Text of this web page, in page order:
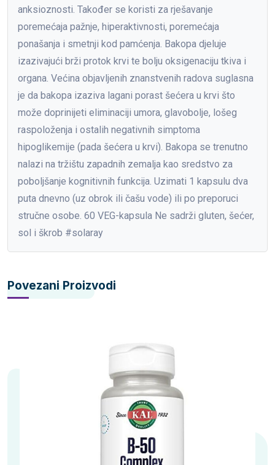
anksioznosti. Također se koristi za rješavanje
poremećaja pažnje, hiperaktivnosti, poremećaja
ponašanja i smetnji kod pamćenja. Bakopa djeluje
izazivajući brži protok krvi te bolju oksigenaciju tkiva i
organa. Većina objavljenih znanstvenih radova suglasna
je da bakopa izaziva lagani porast šećera u krvi što
može doprinijeti eliminaciji umora, glavobolje, lošeg
raspoloženja i ostalih negativnih simptoma
hipoglikemije (pada šećera u krvi). Bakopa se trenutno
nalazi na tržištu zapadnih zemalja kao sredstvo za
poboljšanje kognitivnih funkcija. Uzimati 1 kapsulu dva
puta dnevno (uz obrok ili čašu vode) ili po preporuci
stručne osobe. 60 VEG-kapsula Ne sadrži gluten, šećer,
sol i škrob #solaray
Povezani Proizvodi